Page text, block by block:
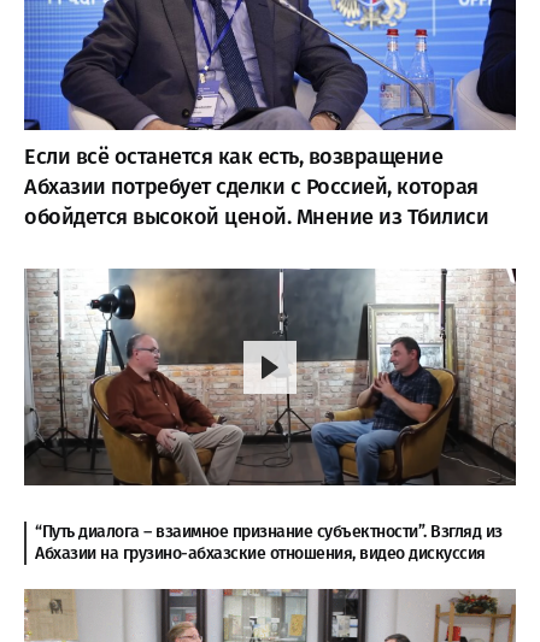
Если всё останется как есть, возвращение
Абхазии потребует сделки с Россией, которая
обойдется высокой ценой. Мнение из Тбилиси
“Путь диалога – взаимное признание субъектности”. Взгляд из
Абхазии на грузино-абхазские отношения, видео дискуссия